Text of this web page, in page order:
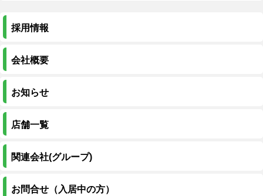
採用情報
会社概要
お知らせ
店舗一覧
関連会社(グループ)
お問合せ（入居中の方）